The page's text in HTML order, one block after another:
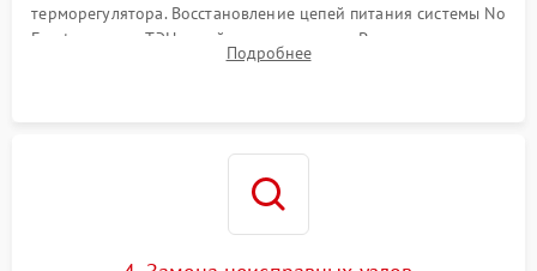
терморегулятора. Восстановление цепей питания системы No
Frost, включая ТЭН оттайки и вентилятор. Ремонт или замена
платы управления при сбоях алгоритмов.
Подробнее